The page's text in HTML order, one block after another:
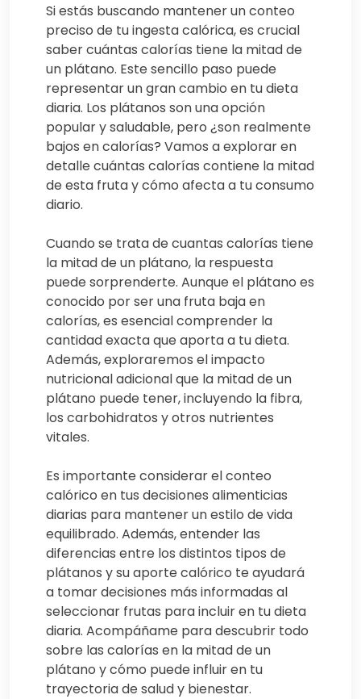
Si estás buscando mantener un conteo
preciso de tu ingesta calórica, es crucial
saber cuántas calorías tiene la mitad de
un plátano. Este sencillo paso puede
representar un gran cambio en tu dieta
diaria. Los plátanos son una opción
popular y saludable, pero ¿son realmente
bajos en calorías? Vamos a explorar en
detalle cuántas calorías contiene la mitad
de esta fruta y cómo afecta a tu consumo
diario.
Cuando se trata de cuantas calorías tiene
la mitad de un plátano, la respuesta
puede sorprenderte. Aunque el plátano es
conocido por ser una fruta baja en
calorías, es esencial comprender la
cantidad exacta que aporta a tu dieta.
Además, exploraremos el impacto
nutricional adicional que la mitad de un
plátano puede tener, incluyendo la fibra,
los carbohidratos y otros nutrientes
vitales.
Es importante considerar el conteo
calórico en tus decisiones alimenticias
diarias para mantener un estilo de vida
equilibrado. Además, entender las
diferencias entre los distintos tipos de
plátanos y su aporte calórico te ayudará
a tomar decisiones más informadas al
seleccionar frutas para incluir en tu dieta
diaria. Acompáñame para descubrir todo
sobre las calorías en la mitad de un
plátano y cómo puede influir en tu
trayectoria de salud y bienestar.